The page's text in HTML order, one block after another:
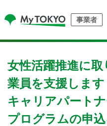
事業者
女性活躍推進に
業員を支援しま
キャリアパート
プログラムの申込